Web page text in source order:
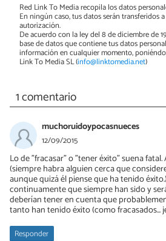
Red Link To Media recopila los datos
En ningún caso, tus datos serán transferidos
autorización.
De acuerdo con la ley del 8 de diciembre de
base de datos que contiene tus datos
información en cualquier momento,
Link To Media SL (info@linktomedia.net)
1 comentario
muchoruidoypocasnueces
12/09/2015
Lo de "fracasar" o "tener éxito" suena
(siempre habra alguien cerca que
aunque quizá él piense que ha tenido
continuamente que siempre han sido y
deberían tener en cuenta que
tanto han tenido éxito (como fracasados...
Responder